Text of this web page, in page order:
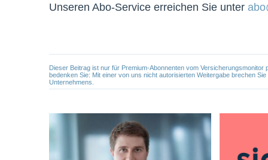
Unseren Abo-Service erreichen Sie unter
Dieser Beitrag ist nur für Premium-Abonnenten vom
bedenken Sie: Mit einer von uns nicht autorisierten Weitergabe brechen
Unternehmens.